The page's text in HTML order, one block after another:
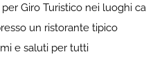
per Giro Turistico nei luoghi
un ristorante tipico
e saluti per tutti